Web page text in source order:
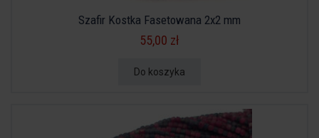
Szafir Kostka Fasetowana 2x2 mm
55,00 zł
Do koszyka